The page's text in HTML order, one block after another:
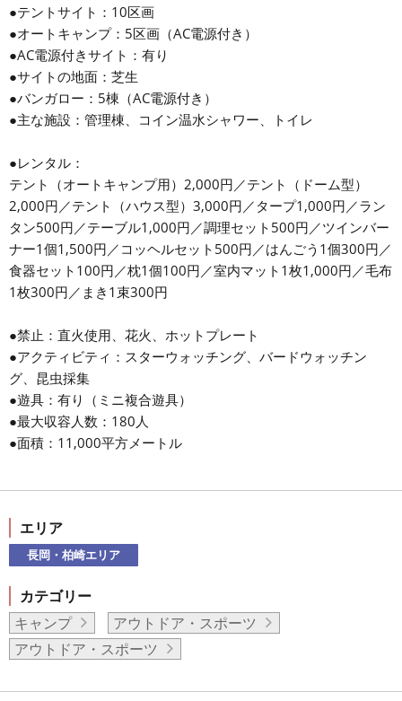
●テントサイト：10区画
●オートキャンプ：5区画（AC電源付き）
●AC電源付きサイト：有り
●サイトの地面：芝生
●バンガロー：5棟（AC電源付き）
●主な施設：管理棟、コイン温水シャワー、トイレ
●レンタル：
テント（オートキャンプ用）2,000円／テント（ドーム型）
2,000円／テント（ハウス型）3,000円／タープ1,000円／ラン
タン500円／テーブル1,000円／調理セット500円／ツインバー
ナー1個1,500円／コッヘルセット500円／はんごう1個300円／
食器セット100円／枕1個100円／室内マット1枚1,000円／毛布
1枚300円／まき1束300円
●禁止：直火使用、花火、ホットプレート
●アクティビティ：スターウォッチング、バードウォッチン
グ、昆虫採集
●遊具：有り（ミニ複合遊具）
●最大収容人数：180人
●面積：11,000平方メートル
エリア
長岡・柏崎エリア
カテゴリー
キャンプ
アウトドア・スポーツ
アウトドア・スポーツ